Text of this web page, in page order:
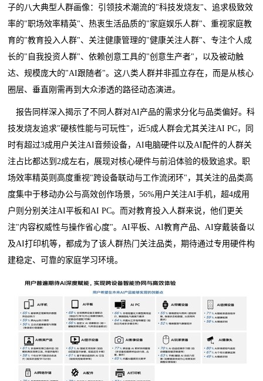
子的八大典型人群画像：引领技术潮流的"科技发烧友"、追求极致效
率的"职场效率精英"、热衷生活品质的"家庭娱乐人群"、重视家庭教
育的"教育投入人群"、关注健康管理的"健康关注人群"、专注个人成
长的"自我投资人群"、依赖创意工具的"创意生产者"，以及被动触
达、规模庞大的"AI跟随者"。这八类人群并非孤立存在，而是从核心
圈层、垂直刚需再到大众渗透的路径动态演进。
报告同样深入揭示了不同人群对AI产品的需求分化与品类偏好。科
技发烧友追求"硬核性能与可玩性"，近5成人群会尤其关注AI PC，同
时有超过3成用户关注AI音频设备，AI电脑硬件以及AI配件的人群关
注占比都达到2成左右，展现对核心硬件与前沿体验的极致追求。职
场效率精英则高度重视"跨设备联动与工作流闭环"，其关注的品类高
度集中于移动办公与高效创作场景，56%用户关注AI手机，超4成用
户则分别关注AI平板和AI PC。而对教育投入人群来说，他们更关
注"内容权威性与操作省心度"。AI平板、AI教育产品、AI穿戴装备以
及AI打印机等，都成为了该人群热门关注品类，期待通过专用硬件构
建稳定、可靠的家庭学习环境。